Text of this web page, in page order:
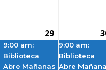
29
9:00 am:
Biblioteca
Abre Mañanas
9:00 am:
Biblioteca
Abre